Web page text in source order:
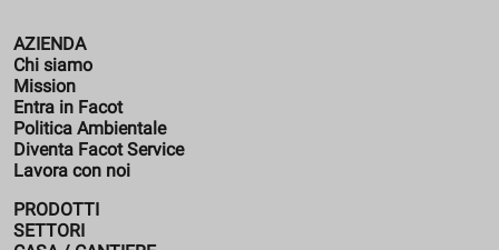
AZIENDA
Chi siamo
Mission
Entra in Facot
Politica Ambientale
Diventa Facot Service
Lavora con noi
PRODOTTI
SETTORI